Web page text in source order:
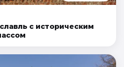
с историческим